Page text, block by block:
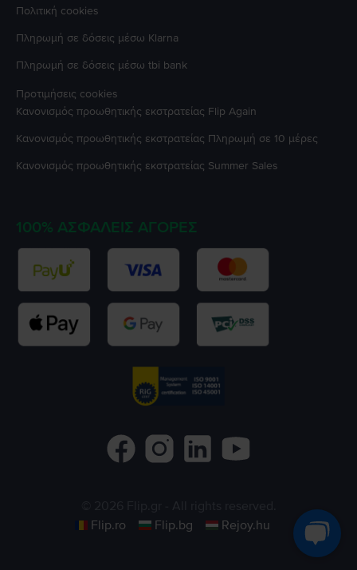
Πολιτική cookies
Πληρωμή σε δόσεις μέσω Klarna
Πληρωμή σε δόσεις μέσω tbi bank
Προτιμήσεις cookies
Κανονισμός προωθητικής εκστρατείας Flip Again
Κανονισμός προωθητικής εκστρατείας Πληρωμή σε 10 μέρες
Κανονισμός προωθητικής εκστρατείας Summer Sales
100% ΑΣΦΑΛΕΊΣ ΑΓΟΡΈΣ
Flip.ro
Flip.bg Rejoy.hu